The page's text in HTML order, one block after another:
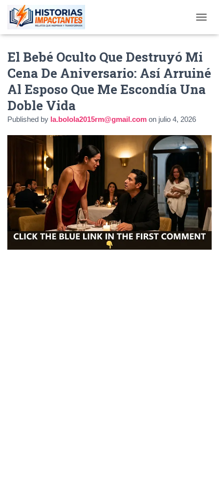
El Bebé Oculto Que Destruyó Mi
Cena De Aniversario: Así Arruiné
Al Esposo Que Me Escondía Una
Doble Vida
Published by la.bolola2015rm@gmail.com on julio 4, 2026